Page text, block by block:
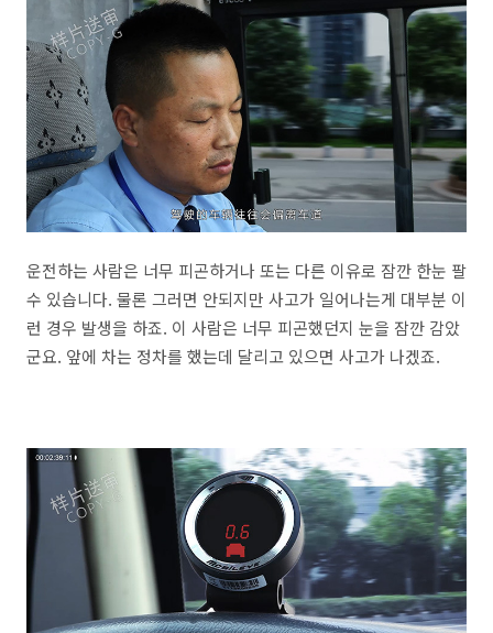
운전하는 사람은 너무 피곤하거나 또는 다른 이유로 잠깐 한눈 팔
수 있습니다. 물론 그러면 안되지만 사고가 일어나는게 대부분 이
런 경우 발생을 하죠. 이 사람은 너무 피곤했던지 눈을 잠깐 감았
군요. 앞에 차는 정차를 했는데 달리고 있으면 사고가 나겠죠.